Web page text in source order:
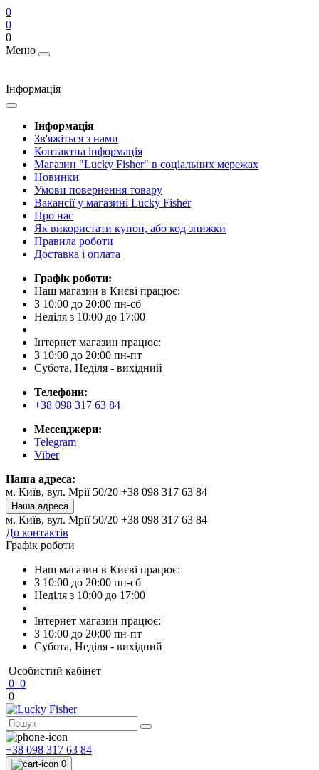
0
0
0
Меню
Інформація
Інформація
Зв'яжіться з нами
Контактна інформація
Магазин "Lucky Fisher" в соціальних мережах
Новинки
Умови повернення товару
Вакансії у магазині Lucky Fisher
Про нас
Як використати купон, або код знижки
Правила роботи
Доставка і оплата
Графік роботи:
Наш магазин в Києві працює:
З 10:00 до 20:00 пн-сб
Неділя з 10:00 до 17:00
Інтернет магазин працює:
З 10:00 до 20:00 пн-пт
Субота, Неділя - вихідний
Телефони:
+38 098 317 63 84
Месенджери:
Telegram
Viber
Наша адреса:
м. Київ, вул. Мрії 50/20 +38 098 317 63 84
Наша адреса
м. Київ, вул. Мрії 50/20 +38 098 317 63 84
До контактів
Графік роботи
Наш магазин в Києві працює:
З 10:00 до 20:00 пн-сб
Неділя з 10:00 до 17:00
Інтернет магазин працює:
З 10:00 до 20:00 пн-пт
Субота, Неділя - вихідний
Особистий кабінет
0 0
0
+38 098 317 63 84
0